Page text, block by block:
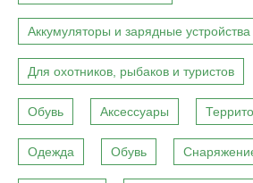
Аккумуляторы и зарядные устройства
Для охотников, рыбаков и туристов
Обувь Аксессуары
Одежда Обувь